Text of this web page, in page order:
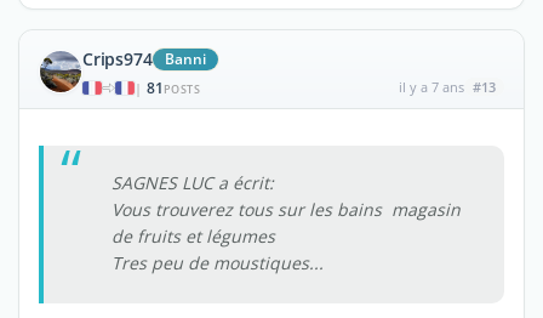
Crips974 Banni
| 81 POSTS il y a 7 ans #13
SAGNES LUC a écrit:
Vous trouverez tous sur les bains magasin
de fruits et légumes
Tres peu de moustiques...